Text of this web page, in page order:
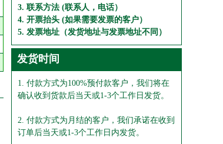
3. 联系方法 (联系人，电话）
4. 开票抬头 (如果需要发票的客户）
5. 发票地址（发货地址与发票地址不同）
发货时间
1. 付款方式为100%预付款客户，我们将在
确认收到货款后当天或1-3个工作日发货。
2. 付款方式为月结的客户，我们承诺在收到
订单后当天或1-3个工作日内发货。